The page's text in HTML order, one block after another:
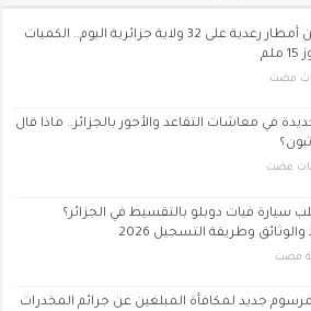
تحذير من أمطار رعدية على 32 ولاية جزائرية اليوم.. الكميات
في معاشات التقاعد والأجور بالجزائر.. ماذا قال
سيارة فيات دوبلو بالتقسيط في الجزائر؟
وطريقة التسجيل 2026
مرسوم جديد لمكافأة المبلغين عن جرائم المخدرات